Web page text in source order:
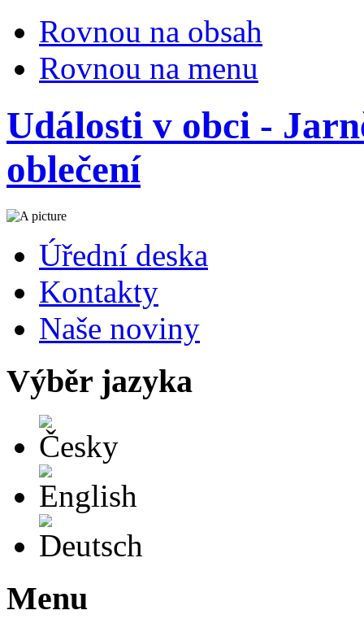
Rovnou na obsah
Rovnou na menu
Události v obci -
oblečení
Úřední deska
Kontakty
Naše noviny
Výběr jazyka
Menu